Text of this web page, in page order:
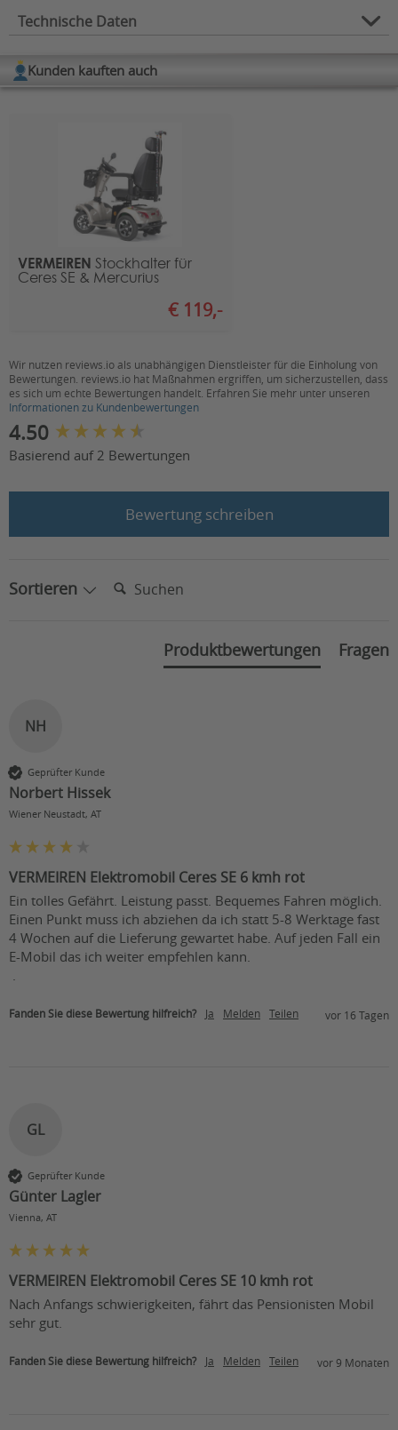
Technische Daten
Max. Geschwindigkeit
(km/h):
max. Reichweite (in
max. Reichweiten
nach Modell:
Gesamtlänge (in cm):
130
Geländetauglich, Komfortabel,
Sportlich
Leergewicht inkl.
Batterien (in kg):
6 & 10 kmh/ =106 kg, 15km/h =
111 kg
Motorleistung
Dauer/Spitze (in W):
15km/h = 650 Watt
Akkukapazität (in
6 & 10 km/h =2x 12V 38Ah, 15
km/h = 2x 12V 50Ah
Steigfähigkeit (in
Wendekreisradius (in
280
128
62
Höhe der
Rückenlehne ab
Sitzfläche (in cm):
Durchmesser der
Vorderräder (in cm):
Durchmesser der
Hinterräder (in cm):
30
Bodenfreiheit ohne
Kippschutz (in cm):
10
HMV-Nr.:
Kunden kauften auch
VERMEIREN Stockhalter für
Ceres SE & Mercurius
€ 119,-
Wir nutzen reviews.io als unabhängigen Dienstleister für die Einholung von
Bewertungen. reviews.io hat Maßnahmen ergriffen, um sicherzustellen, dass
es sich um echte Bewertungen handelt. Erfahren Sie mehr unter unseren
Informationen zu Kundenbewertungen
4.50
Basierend auf 2 Bewertungen
Bewertung schreiben
Sortieren Suchen:
Produktbewertungen Fragen
NH
Geprüfter Kunde
Norbert Hissek
Wiener Neustadt, AT
VERMEIREN Elektromobil Ceres SE 6 kmh rot
Ein tolles Gefährt. Leistung passt. Bequemes Fahren möglich.
Einen Punkt muss ich abziehen da ich statt 5-8 Werktage fast
4 Wochen auf die Lieferung gewartet habe. Auf jeden Fall ein
E-Mobil das ich weiter empfehlen kann.
Fanden Sie diese Bewertung hilfreich? Ja Melden Teilen vor 16 Tagen
GL
Geprüfter Kunde
Günter Lagler
Vienna, AT
VERMEIREN Elektromobil Ceres SE 10 kmh rot
Nach Anfangs schwierigkeiten, fährt das Pensionisten Mobil
sehr gut.
Fanden Sie diese Bewertung hilfreich? Ja Melden Teilen vor 9 Monaten
New content loaded